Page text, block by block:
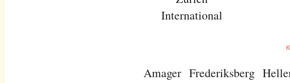
International
Amager Frederiksberg